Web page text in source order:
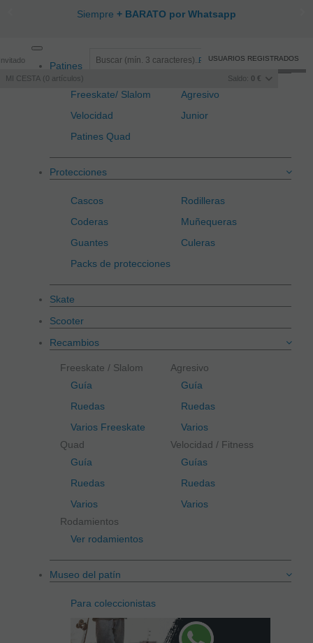
Siempre + BARATO por Whatsapp
Registro/Iniciar sesión
MI CESTA 0 artículos Saldo: 0 €
USUARIOS REGISTRADOS
navigation
Patines
Freeskate/ Slalom
Agresivo
Velocidad
Junior
Patines Quad
Protecciones
Cascos
Rodilleras
Coderas
Muñequeras
Guantes
Culeras
Packs de protecciones
Skate
Scooter
Recambios
Freeskate / Slalom
Guía
Ruedas
Varios Freeskate
Agresivo
Guía
Ruedas
Varios
Quad
Guía
Ruedas
Varios
Velocidad / Fitness
Guías
Ruedas
Varios
Rodamientos
Ver rodamientos
Museo del patín
Para coleccionistas